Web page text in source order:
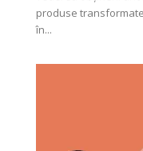
produse
în...